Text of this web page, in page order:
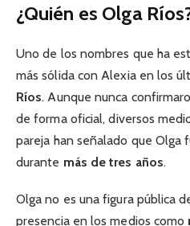
¿Quién es Olga
Uno de los nombres que ha
más sólida con Alexia en los
Ríos. Aunque nunca
de forma oficial, diversos
pareja han señalado que Olga
durante más de tres años.
Olga no es una figura pública
presencia en los medios como